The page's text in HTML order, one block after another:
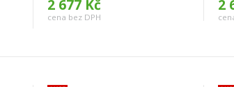
2 677 Kč
cena bez DPH
2